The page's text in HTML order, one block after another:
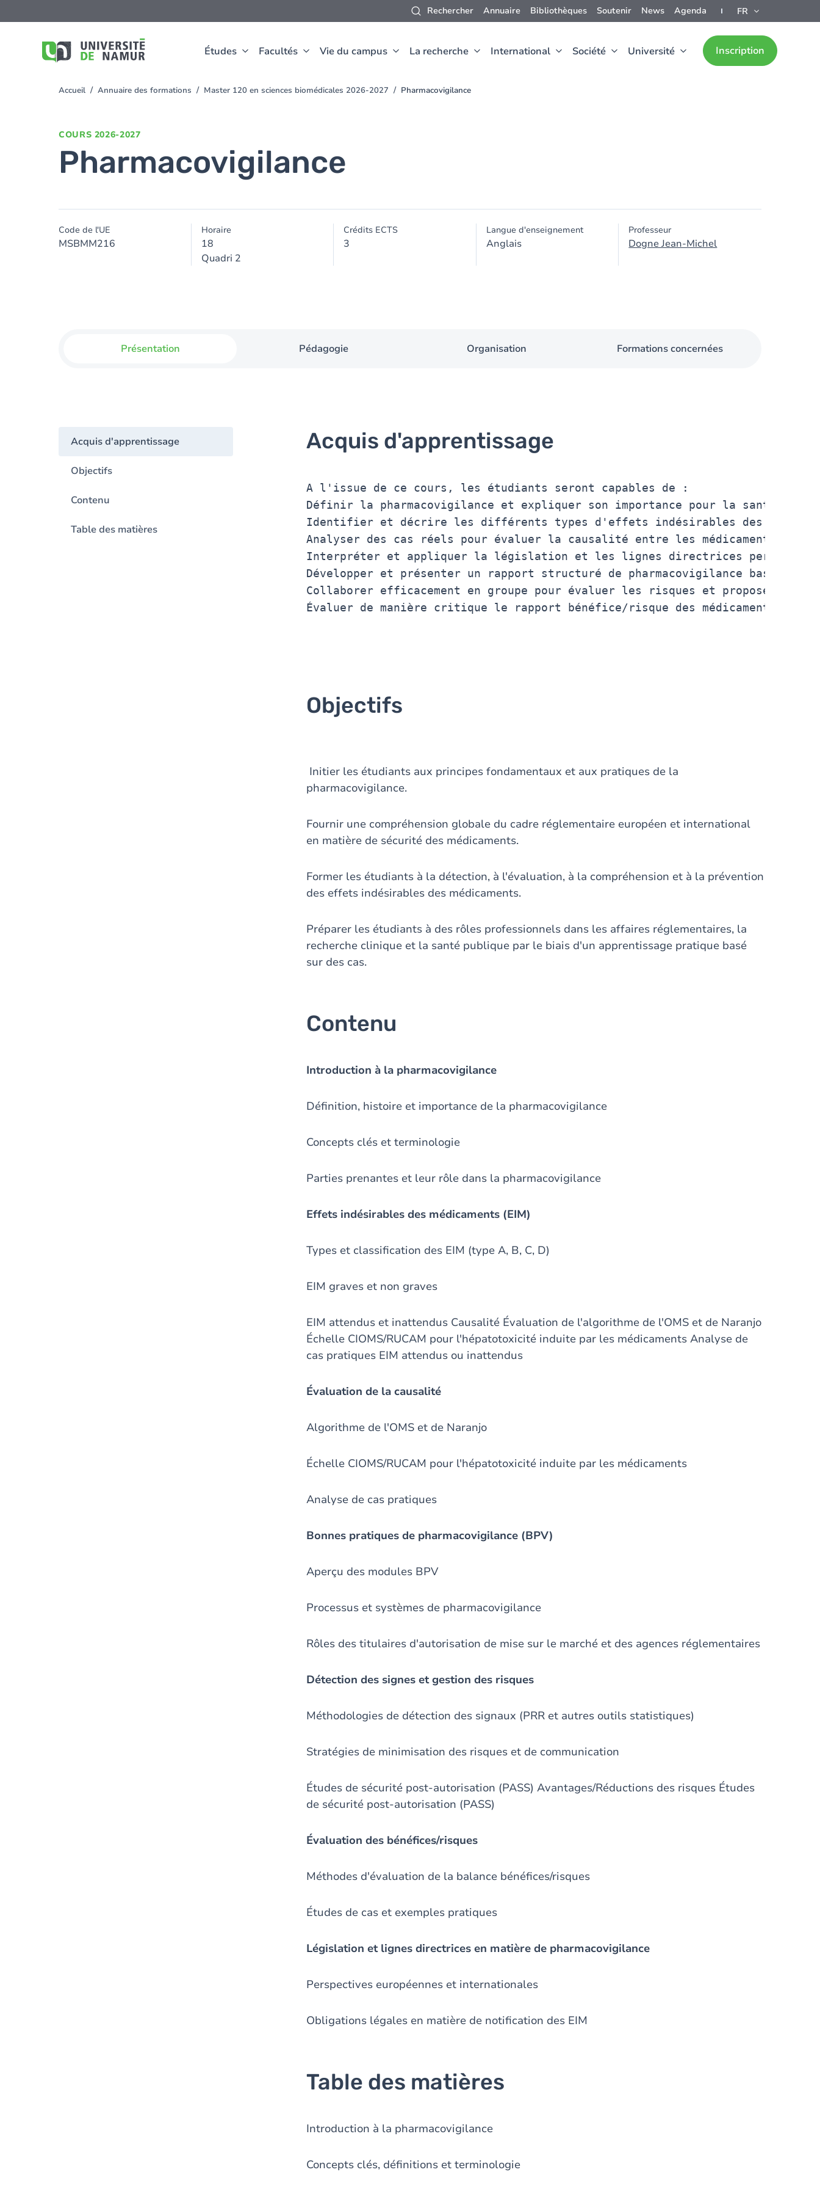
Rechercher Annuaire Bibliothèques Soutenir News Agenda FR
Études Facultés Vie du campus La recherche International Société Université Inscription
au
You
Accueil Annuaire des formations Master 120 en sciences biomédicales 2026-2027 Pharmacovigilance
COURS 2026-2027
Pharmacovigilance
Code de l'UE
MSBMM216
Horaire
18
Quadri 2
Crédits ECTS
3
Langue d'enseignement
Anglais
Professeur
Dogne Jean-Michel
Présentation Pédagogie Organisation Formations concernées
Acquis d'apprentissage
Objectifs
Contenu
Table des matières
Acquis d'apprentissage
A l'issue de ce cours, les étudiants seront capables de :
Définir la pharmacovigilance et expliquer son importance pour la santé
Identifier et décrire les différents types d'effets indésirables des
Analyser des cas réels pour évaluer la causalité entre les médicaments et
Interpréter et appliquer la législation et les lignes directrices pertinentes
Développer et présenter un rapport structuré de pharmacovigilance basé
Collaborer efficacement en groupe pour évaluer les risques et proposer des
Objectifs
Initier les étudiants aux principes fondamentaux et aux pratiques de la
pharmacovigilance.
Fournir une compréhension globale du cadre réglementaire européen et international
en matière de sécurité des médicaments.
Former les étudiants à la détection, à l'évaluation, à la compréhension et à la prévention
des effets indésirables des médicaments.
Préparer les étudiants à des rôles professionnels dans les affaires réglementaires, la
recherche clinique et la santé publique par le biais d'un apprentissage pratique basé
sur des cas.
Contenu
Introduction à la pharmacovigilance
Définition, histoire et importance de la pharmacovigilance
Concepts clés et terminologie
Parties prenantes et leur rôle dans la pharmacovigilance
Effets indésirables des médicaments (EIM)
Types et classification des EIM (type A, B, C, D)
EIM graves et non graves
EIM attendus et inattendus Causalité Évaluation de l'algorithme de l'OMS et de Naranjo
Échelle CIOMS/RUCAM pour l'hépatotoxicité induite par les médicaments Analyse de
cas pratiques EIM attendus ou inattendus
Évaluation de la causalité
Algorithme de l'OMS et de Naranjo
Échelle CIOMS/RUCAM pour l'hépatotoxicité induite par les médicaments
Analyse de cas pratiques
Bonnes pratiques de pharmacovigilance (BPV)
Aperçu des modules BPV
Processus et systèmes de pharmacovigilance
Rôles des titulaires d'autorisation de mise sur le marché et des agences réglementaires
Détection des signes et gestion des risques
Méthodologies de détection des signaux (PRR et autres outils statistiques)
Stratégies de minimisation des risques et de communication
Études de sécurité post-autorisation (PASS) Avantages/Réductions des risques Études
de sécurité post-autorisation (PASS)
Évaluation des bénéfices/risques
Méthodes d'évaluation de la balance bénéfices/risques
Études de cas et exemples pratiques
Législation et lignes directrices en matière de pharmacovigilance
Perspectives européennes et internationales
Obligations légales en matière de notification des EIM
Table des matières
Introduction à la pharmacovigilance
Concepts clés, définitions et terminologie